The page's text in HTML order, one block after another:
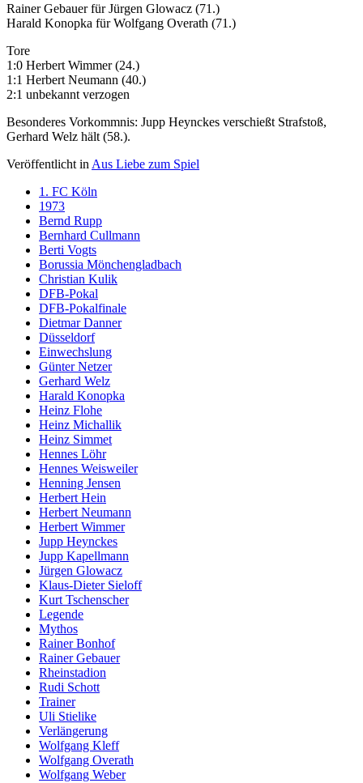
Rainer Gebauer für Jürgen Glowacz (71.)
Harald Konopka für Wolfgang Overath (71.)
Tore
1:0 Herbert Wimmer (24.)
1:1 Herbert Neumann (40.)
2:1 unbekannt verzogen
Besonderes Vorkommnis: Jupp Heynckes verschießt Strafstoß,
Gerhard Welz hält (58.).
Veröffentlicht inAus Liebe zum Spiel
1. FC Köln
1973
Bernd Rupp
Bernhard Cullmann
Berti Vogts
Borussia Mönchengladbach
Christian Kulik
DFB-Pokal
DFB-Pokalfinale
Dietmar Danner
Düsseldorf
Einwechslung
Günter Netzer
Gerhard Welz
Harald Konopka
Heinz Flohe
Heinz Michallik
Heinz Simmet
Hennes Löhr
Hennes Weisweiler
Henning Jensen
Herbert Hein
Herbert Neumann
Herbert Wimmer
Jupp Heynckes
Jupp Kapellmann
Jürgen Glowacz
Klaus-Dieter Sieloff
Kurt Tschenscher
Legende
Mythos
Rainer Bonhof
Rainer Gebauer
Rheinstadion
Rudi Schott
Trainer
Uli Stielike
Verlängerung
Wolfgang Kleff
Wolfgang Overath
Wolfgang Weber